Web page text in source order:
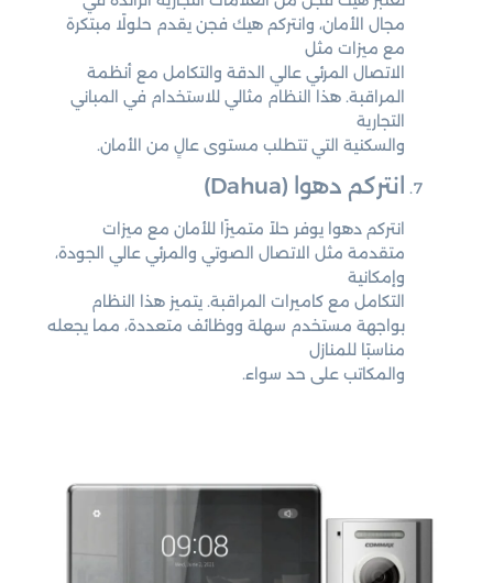
مجال الأمان، وانتركم هيك فجن يقدم حلولًا مبتكرة
مع ميزات مثل
الاتصال المرئي عالي الدقة والتكامل مع أنظمة
المراقبة. هذا النظام مثالي للاستخدام في المباني
التجارية
والسكنية التي تتطلب مستوى عالٍ من الأمان.
انتركم دهوا (Dahua)
انتركم دهوا يوفر حلاً متميزًا للأمان مع ميزات
متقدمة مثل الاتصال الصوتي والمرئي عالي الجودة،
وإمكانية
التكامل مع كاميرات المراقبة. يتميز هذا النظام
بواجهة مستخدم سهلة ووظائف متعددة، مما يجعله
مناسبًا للمنازل
والمكاتب على حد سواء.